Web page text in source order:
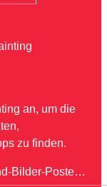
an, um die
zu finden.
Bilder-Poste…